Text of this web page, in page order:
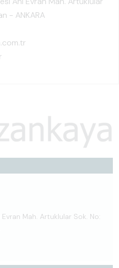
Mah. Artuklular Sok. No:
- ANKARA